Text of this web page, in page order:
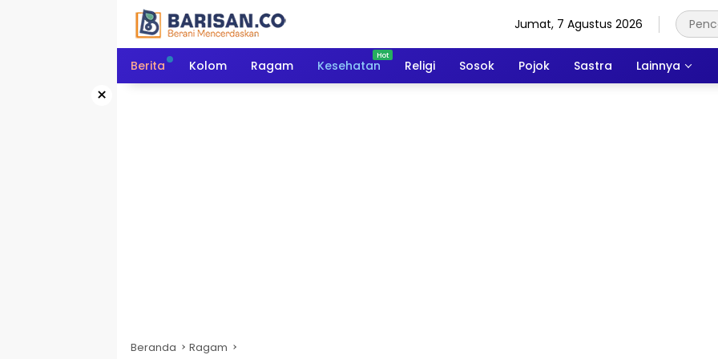
Jumat, 7 Agustus 2026
Berita Kolom Ragam Kesehatan Religi Sosok Pojok Sastra Lainnya
×
Beranda Ragam